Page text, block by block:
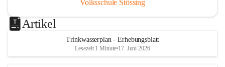
Volksschule Stössing
Artikel
Trinkwasserplan - Erhebungsblatt
Lesezeit 1 Minute•17. Juni 2026